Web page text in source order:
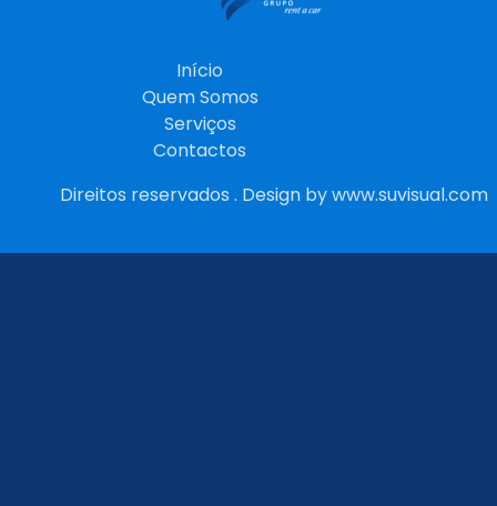
Início
Quem Somos
Serviços
Contactos
Direitos reservados . Design bywww.suvisual.com